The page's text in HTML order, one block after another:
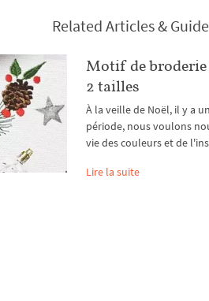
Related Articles &
Motif de broderie
2 tailles
À la veille de Noël, il y a
période, nous voulons
vie des couleurs et de
Lire la suite